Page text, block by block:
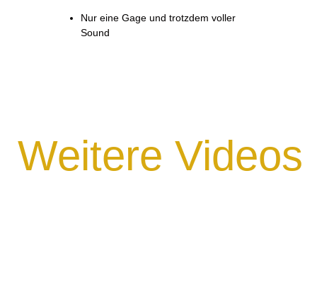
Nur eine Gage und trotzdem voller
Sound
Weitere Videos